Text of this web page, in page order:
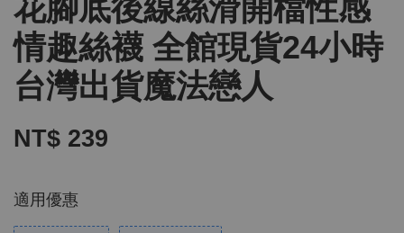
花腳底後線絲滑開檔性感
情趣絲襪 全館現貨24小時
台灣出貨魔法戀人
NT$ 239
適用優惠